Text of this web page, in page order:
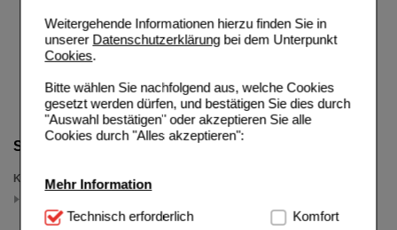
Weitergehende Informationen hierzu finden Sie in
unserer Datenschutzerklärungbei dem Unterpunkt
Cookies.
Bitte wählen Sie nachfolgend aus, welche Cookies
gesetzt werden dürfen, und bestätigen Sie dies durch
"Auswahl bestätigen" oder akzeptieren Sie alle
Cookies durch "Alles akzeptieren":
Mehr Information
Technisch Notwendig:Hierbei handelt es sich um
Technisch erforderlich Komfort
Suche verfeinern
Kategorien
(auswahl entfernen)